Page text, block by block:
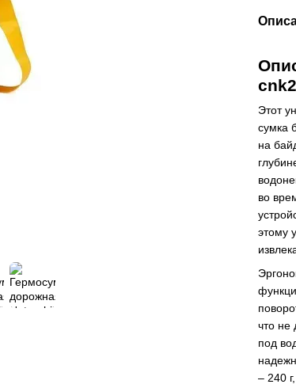
Этот
сумка
на
во
этому
что не
под
– 240